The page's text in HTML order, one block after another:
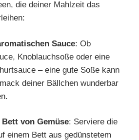
die deiner Mahlzeit das
Sauce: Ob
Knoblauchsoße oder eine
– eine gute Soße kann
deiner Bällchen wunderbar
von Gemüse: Serviere die
einem Bett aus gedünstetem